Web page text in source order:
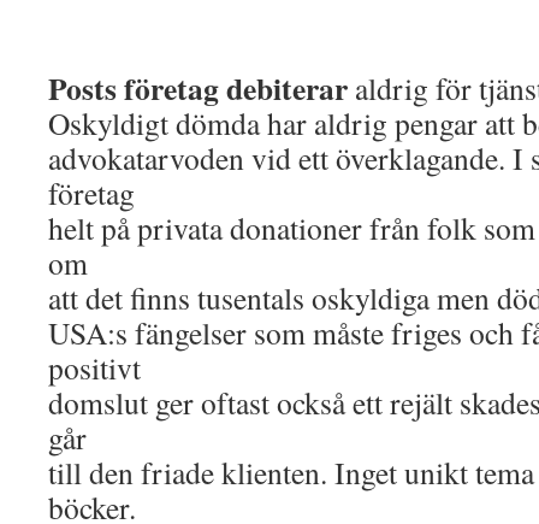
Posts företag debiterar aldrig för
Oskyldigt dömda har aldrig pengar att
advokatarvoden vid ett överklagande. I
företag
helt på privata donationer från folk
om
att det finns tusentals oskyldiga men
USA:s fängelser som måste friges och
positivt
domslut ger oftast också ett rejält
går
till den friade klienten. Inget unikt
böcker.